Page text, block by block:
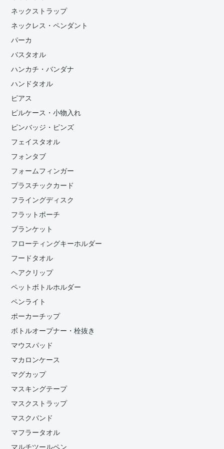
ネックストラップ
ネックレス・ペンダント
パーカ
バスタオル
ハンカチ・バンダナ
ハンドタオル
ピアス
ピルケース・小物入れ
ピンバッジ・ピンズ
フェイスタオル
フォンタブ
フォームフィンガー
プラスチックカード
フライングディスク
フラットポーチ
ブランケット
フローティングキーホルダー
フードタオル
ヘアクリップ
ペットボトルホルダー
ペンライト
ポーカーチップ
ボトルオープナー・栓抜き
マウスパッド
マカロンケース
マグカップ
マスキングテープ
マスクストラップ
マスクバンド
マフラータオル
マルチツールペン